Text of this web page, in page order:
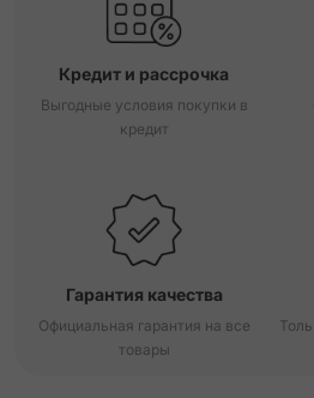
Кредит и рассрочка
Выгодные условия покупки в
кредит
Гарантия качества
Официальная гарантия на все
товары